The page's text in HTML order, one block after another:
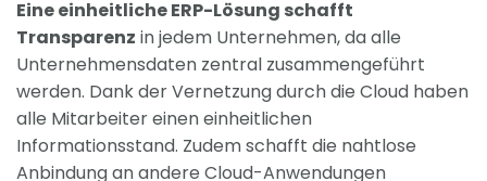
Eine einheitliche ERP-Lösung schafft
Transparenz in jedem Unternehmen, da alle
Unternehmensdaten zentral zusammengeführt
werden. Dank der Vernetzung durch die Cloud haben
alle Mitarbeiter einen einheitlichen
Informationsstand. Zudem schafft die nahtlose
Anbindung an andere Cloud-Anwendungen